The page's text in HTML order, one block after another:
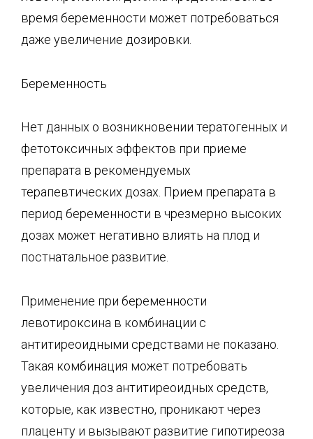
время беременности может потребоваться
даже увеличение дозировки.
Беременность
Нет данных о возникновении тератогенных и
фетотоксичных эффектов при приеме
препарата в рекомендуемых
терапевтических дозах. Прием препарата в
период беременности в чрезмерно высоких
дозах может негативно влиять на плод и
постнатальное развитие.
Применение при беременности
левотироксина в комбинации с
антитиреоидными средствами не показано.
Такая комбинация может потребовать
увеличения доз антитиреоидных средств,
которые, как известно, проникают через
плаценту и вызывают развитие гипотиреоза